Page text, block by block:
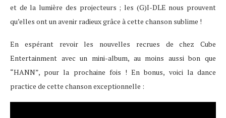
et de la lumière des projecteurs ; les (G)I-DLE nous prouvent
qu’elles ont un avenir radieux grâce à cette chanson sublime !
En espérant revoir les nouvelles recrues de chez Cube
Entertainment avec un mini-album, au moins aussi bon que
“HANN”, pour la prochaine fois ! En bonus, voici la dance
practice de cette chanson exceptionnelle :